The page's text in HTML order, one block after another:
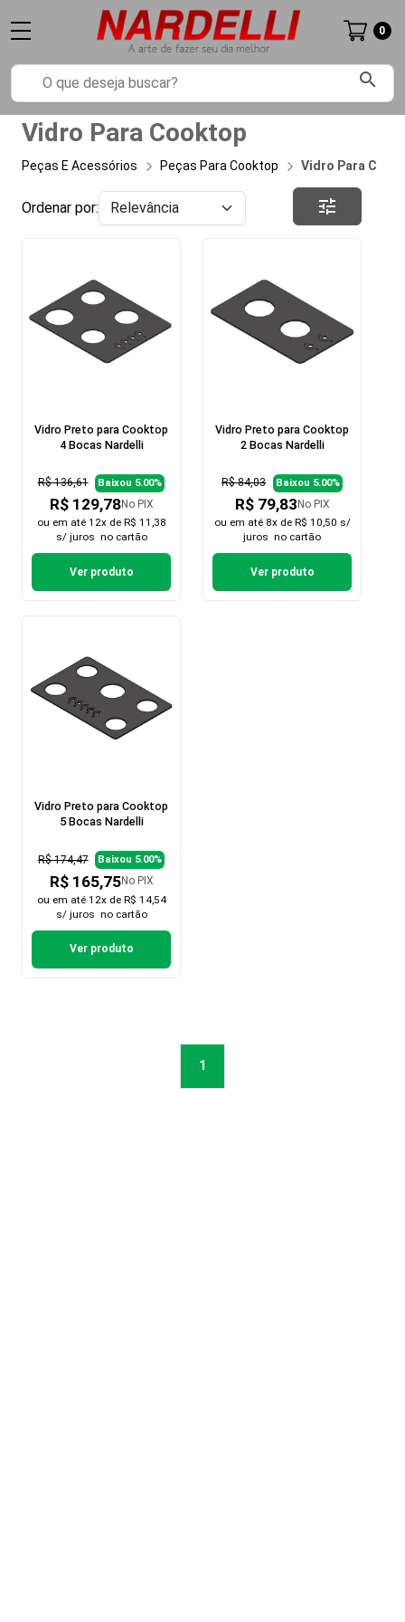
search
0
Vidro Para Cooktop
Peças E Acessórios Peças Para Cooktop Vidro Para
Ordenar por: tune
Vidro Preto para Cooktop
4 Bocas Nardelli
R$ 136,61 Baixou 5.00%
R$ 129,78No PIX
ou em até 12x de R$ 11,38
s/ juros no cartão
Ver produto
Vidro Preto para Cooktop
2 Bocas Nardelli
R$ 84,03 Baixou 5.00%
R$ 79,83No PIX
ou em até 8x de R$ 10,50 s/
juros no cartão
Ver produto
Vidro Preto para Cooktop
5 Bocas Nardelli
R$ 174,47 Baixou 5.00%
R$ 165,75No PIX
ou em até 12x de R$ 14,54
s/ juros no cartão
Ver produto
1